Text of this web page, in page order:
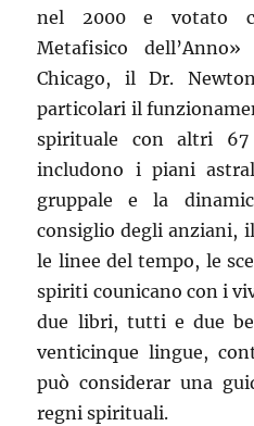
nel 2000 e votato
Metafisico
Chicago, il Dr.
particolari il
spirituale con altri
includono i piani
gruppale e la
consiglio degli anziani,
le linee del tempo, le
spiriti counicano con i
due libri, tutti e due
venticinque lingue,
può considerar una
regni spirituali.